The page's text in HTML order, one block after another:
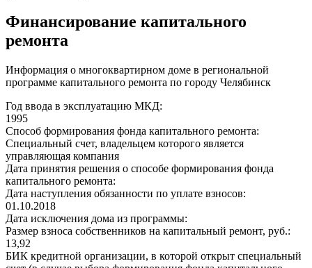
Финансирование капитального
ремонта
Информация о многоквартирном доме в региональной
программе капитального ремонта по городу Челябинск
Год ввода в эксплуатацию МКД:
1995
Способ формирования фонда капитального ремонта:
Специальный счет, владельцем которого является
управляющая компания
Дата принятия решения о способе формирования фонда
капитального ремонта:
Дата наступления обязанности по уплате взносов:
01.10.2018
Дата исключения дома из программы:
Размер взноса собственников на капитальный ремонт, руб.:
13,92
БИК кредитной организации, в которой открыт специальный